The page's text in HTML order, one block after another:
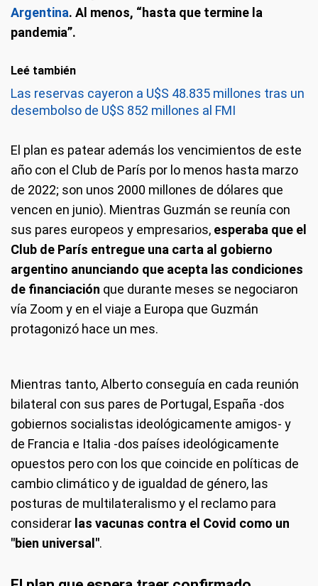
Argentina. Al menos, “hasta que termine la
pandemia”.
Leé también
Las reservas cayeron a U$S 48.835 millones tras un
desembolso de U$S 852 millones al FMI
El plan es patear además los vencimientos de este
año con el Club de París por lo menos hasta marzo
de 2022; son unos 2000 millones de dólares que
vencen en junio). Mientras Guzmán se reunía con
sus pares europeos y empresarios, esperaba que el
Club de París entregue una carta al gobierno
argentino anunciando que acepta las condiciones
de financiación que durante meses se negociaron
vía Zoom y en el viaje a Europa que Guzmán
protagonizó hace un mes.
Mientras tanto, Alberto conseguía en cada reunión
bilateral con sus pares de Portugal, España -dos
gobiernos socialistas ideológicamente amigos- y
de Francia e Italia -dos países ideológicamente
opuestos pero con los que coincide en políticas de
cambio climático y de igualdad de género, las
posturas de multilateralismo y el reclamo para
considerar las vacunas contra el Covid como un
"bien universal".